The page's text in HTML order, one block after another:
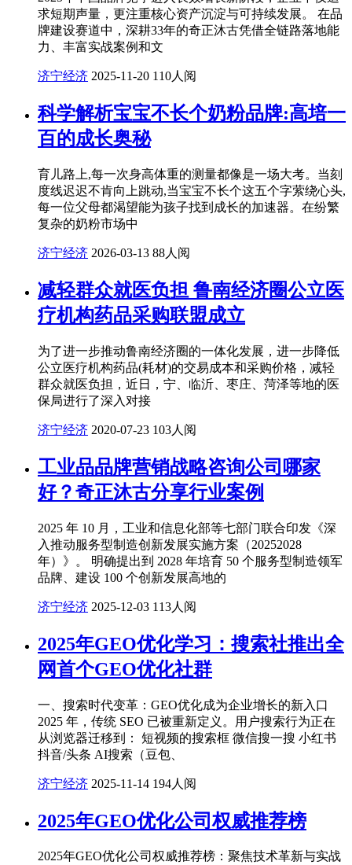
求短期声量，更注重核心资产沉淀与可持续发展。 在品
牌建设赛道中，深耕33年的奇正沐古凭借全链路落地能
力、丰富实战案例和文
济宁经济 2025-11-20 110人阅
科学解析宝宝不长个奶粉品牌:高培一
百的成长奥秘
育儿路上,每一次身高体重的测量都像是一场大考。当刻
度线迟迟不肯向上跳动,当宝宝不长个这五个字萦绕心头,
每一位父母都渴望能为孩子找到成长的加速器。在纷繁
复杂的奶粉市场中
济宁经济 2026-03-13 88人阅
减轻群众就医负担 鲁南经济圈公立医
疗机构药品采购联盟成立
为了进一步推动鲁南经济圈的一体化发展，进一步降低
公立医疗机构药品(耗材)的交易成本和采购价格，减轻
群众就医负担，近日，宁、临沂、枣庄、菏泽等地的医
保局进行了深入对接
济宁经济 2020-07-23 103人阅
工业品品牌营销战略咨询公司哪家
好？奇正沐古分享行业案例
2025 年 10 月，工业和信息化部等七部门联合印发《深
入推动服务型制造创新发展实施方案（20252028
年）》。 明确提出到 2028 年培育 50 个服务型制造领军
品牌、建设 100 个创新发展高地的
济宁经济 2025-12-03 113人阅
2025年GEO优化学习：搜索社推出全
网首个GEO优化社群
一、搜索时代变革：GEO优化成为企业增长的新入口
2025 年，传统 SEO 已被重新定义。用户搜索行为正在
从浏览器迁移到： 短视频的搜索框 微信搜一搜 小红书
抖音/头条 AI搜索（豆包、
济宁经济 2025-11-14 194人阅
‍2025年GEO优化公司权威推荐榜
2025年GEO优化公司权威推荐榜：聚焦技术革新与实战